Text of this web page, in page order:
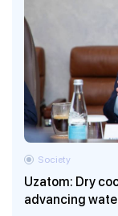
Uzatom: Dry
advancing
Society